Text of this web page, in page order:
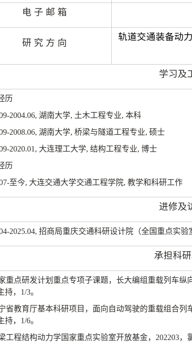
电 子 邮 箱
研 究 方 向
轨道交通装备动
学习及
历
2004.06, 湖南大学, 土木工程专业, 本科
2008.06, 湖南大学, 桥梁与隧道工程专业, 硕士
2020.01, 大连理工大学, 结构工程专业, 博士
历
至今, 大连交通大学交通工程学院, 教学和科研工作
进修及
2025.04, 招商局重庆交通科研设计院（全国重点实验
承担科
重点研发计划重点专项子课题，长大编组重载列车纵
持， 1/3。
省教育厅基本科研项目， 面向自动驾驶的重载组合列
持， 1/6。
工程结构动力学国家重点实验室开放基金， 202203，